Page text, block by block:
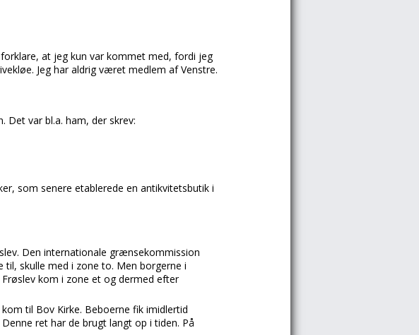
at jeg kun var kommet med, fordi jeg
Jeg har aldrig været medlem af Venstre.
var bl.a. ham, der skrev:
som senere etablerede en antikvitetsbutik i
Den internationale grænsekommission
til, skulle med i zone to. Men borgerne i
kom i zone et og dermed efter
til Bov Kirke. Beboerne fik imidlertid
ret har de brugt langt op i tiden. På